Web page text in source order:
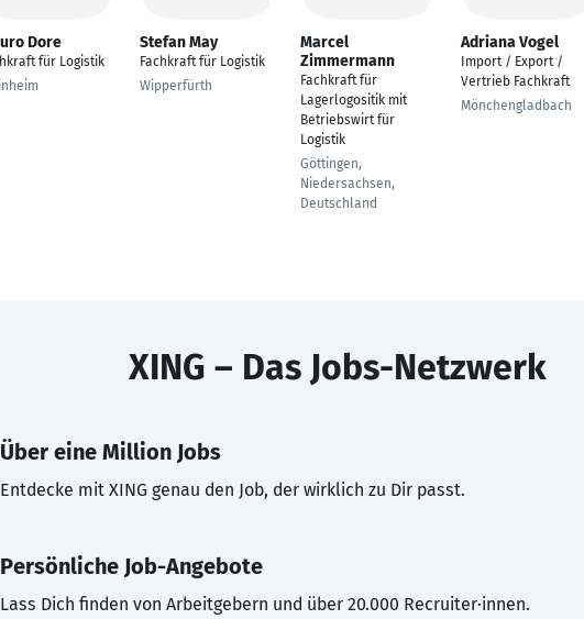
Dore
für Logistik
Stefan May
Fachkraft für Logistik
Wipperfürth
Marcel
Zimmermann
Fachkraft für
Lagerlogositik mit
Betriebswirt für
Logistik
Göttingen,
Niedersachsen,
Deutschland
Adriana Vogel
Import / Export /
Vertrieb Fachkraft
Mönchengladbach
XING – Das Jobs-Netzwerk
Über eine Million Jobs
Entdecke mit XING genau den Job, der wirklich zu Dir passt.
Persönliche Job-Angebote
Lass Dich finden von Arbeitgebern und über 20.000 Recruiter·innen.